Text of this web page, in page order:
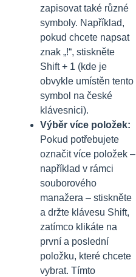
zapisovat také různé
symboly. Například,
pokud chcete napsat
znak „!“, stiskněte
Shift + 1 (kde je
obvykle umístěn tento
symbol na české
klávesnici).
Výběr více položek:
Pokud potřebujete
označit více položek –
například v rámci
souborového
manažera – stiskněte
a držte klávesu Shift,
zatímco klikáte na
první a poslední
položku, které chcete
vybrat. Tímto